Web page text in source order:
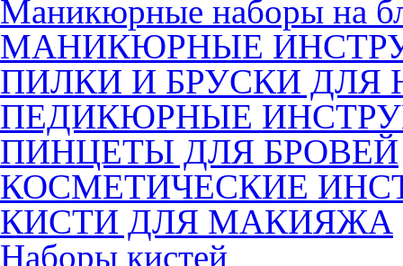
Маникюрные наборы на
МАНИКЮРНЫЕ
ПИЛКИ И БРУСКИ ДЛЯ
ПЕДИКЮРНЫЕ
ПИНЦЕТЫ ДЛЯ БРОВЕЙ
КОСМЕТИЧЕСКИЕ
КИСТИ ДЛЯ МАКИЯЖА
Наборы кистей